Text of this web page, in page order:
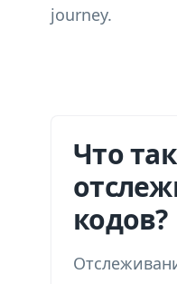
journey.
Что
кодов?